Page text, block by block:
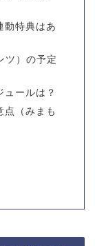
動特典はあ
ツ）の予定
ュールは？
点（みまも